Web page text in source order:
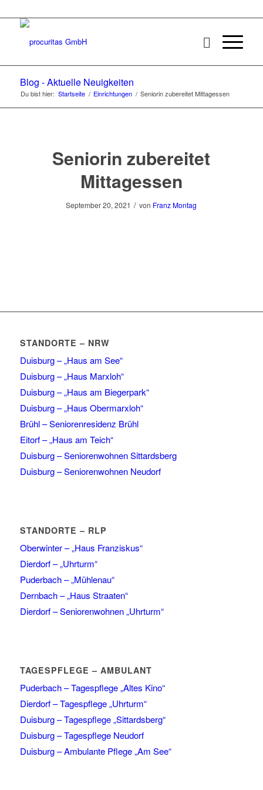
Blog - Aktuelle Neuigkeiten
Du bist hier: Startseite / Einrichtungen / Seniorin zubereitet Mittagessen
Seniorin zubereitet
Mittagessen
September 20, 2021 / von Franz Montag
STANDORTE – NRW
Duisburg – „Haus am See“
Duisburg – „Haus Marxloh“
Duisburg – „Haus am Biegerpark“
Duisburg – „Haus Obermarxloh“
Brühl – Seniorenresidenz Brühl
Eitorf – „Haus am Teich“
Duisburg – Seniorenwohnen Sittardsberg
Duisburg – Seniorenwohnen Neudorf
STANDORTE – RLP
Oberwinter – „Haus Franziskus“
Dierdorf – „Uhrturm“
Puderbach – „Mühlenau“
Dernbach – „Haus Straaten“
Dierdorf – Seniorenwohnen „Uhrturm“
TAGESPFLEGE – AMBULANT
Puderbach – Tagespflege „Altes Kino“
Dierdorf – Tagespflege „Uhrturm“
Duisburg – Tagespflege „Sittardsberg“
Duisburg – Tagespflege Neudorf
Duisburg – Ambulante Pflege „Am See“